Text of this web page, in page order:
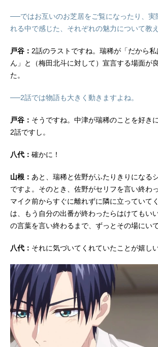
──ではお互いのお芝居をご覧になったり、実
れる中で感じた、それぞれの魅力について教
戸谷： 2話のラストですね。瑞稀が「だから
ん」と（梅田北斗に対して）宣言する場面が
た。
──2話では物語も大きく動きますよね。
戸谷： そうですね。中津が瑞稀のことを好き
2話ですし。
八代： 確かに！
山根： あと、瑞稀と佐野がふたりきりになる
ですよ。そのとき、佐野がセリフを言い終わ
マイク前からすぐに離れずに隣に立っていて
は、もう自分の出番が終わったらはけてもい
の言葉を言い終わるまで、ずっとその場にいて
八代： それに気づいてくれていたことが嬉しい